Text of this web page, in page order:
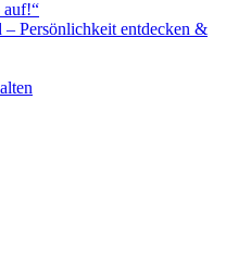
auf!“
Persönlichkeit entdecken &